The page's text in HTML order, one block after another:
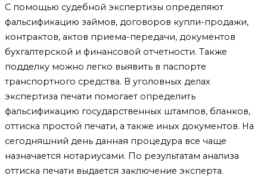
С помощью судебной экспертизы определяют
фальсификацию займов, договоров купли-продажи,
контрактов, актов приема-передачи, документов
бухгалтерской и финансовой отчетности. Также
подделку можно легко выявить в паспорте
транспортного средства. В уголовных делах
экспертиза печати помогает определить
фальсификацию государственных штампов, бланков,
оттиска простой печати, а также иных документов. На
сегодняшний день данная процедура все чаще
назначается нотариусами. По результатам анализа
оттиска печати выдается заключение эксперта.